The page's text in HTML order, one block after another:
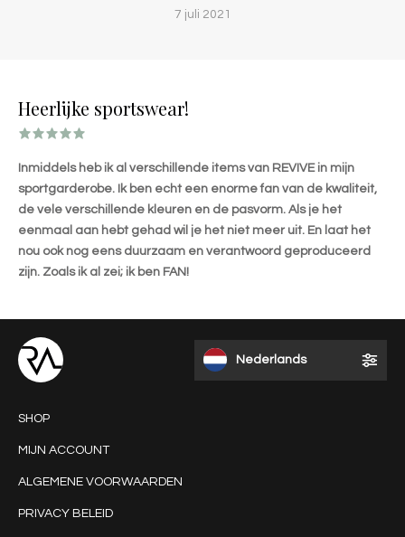
7 juli 2021
Heerlijke sportswear!
Inmiddels heb ik al verschillende items van REVIVE in mijn
sportgarderobe. Ik ben echt een enorme fan van de kwaliteit,
de vele verschillende kleuren en de pasvorm. Als je het
eenmaal aan hebt gehad wil je het niet meer uit. En laat het
nou ook nog eens duurzaam en verantwoord geproduceerd
zijn. Zoals ik al zei; ik ben FAN!
Nederlands
SHOP
MIJN ACCOUNT
ALGEMENE VOORWAARDEN
PRIVACY BELEID